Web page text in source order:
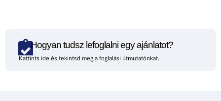
Hogyan tudsz lefoglalni egy ajánlatot?
Kattints ide és tekintsd meg a foglalási útmutatónkat.